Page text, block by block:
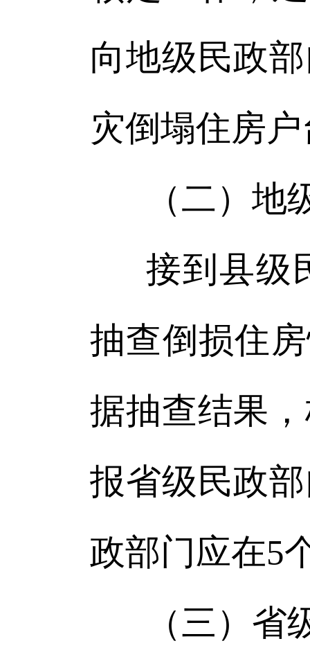
向地级民政
灾倒塌住房
（二）地
接到县级
抽查倒损住
据抽查结果
报省级民政
政部门应在5
（三）省